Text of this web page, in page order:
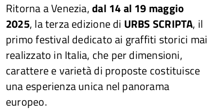
Ritorna a Venezia,dal 14 al 19 maggio
2025, la terza edizione di URBS SCRIPTA, il
primo festival dedicato ai graffiti storici mai
realizzato in Italia, che per dimensioni,
carattere e varietà di proposte costituisce
una esperienza unica nel panorama
europeo.